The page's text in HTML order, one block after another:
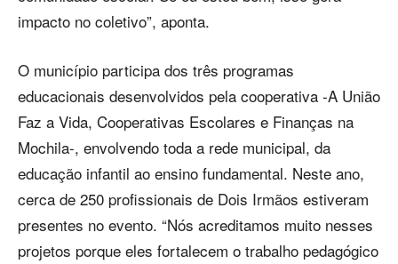
impacto no coletivo”, aponta.
O município participa dos três programas
educacionais desenvolvidos pela cooperativa -A União
Faz a Vida, Cooperativas Escolares e Finanças na
Mochila-, envolvendo toda a rede municipal, da
educação infantil ao ensino fundamental. Neste ano,
cerca de 250 profissionais de Dois Irmãos estiveram
presentes no evento. “Nós acreditamos muito nesses
projetos porque eles fortalecem o trabalho pedagógico